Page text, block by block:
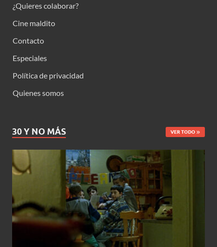
¿Quieres colaborar?
Cine maldito
Contacto
Especiales
Política de privacidad
Quienes somos
30 Y NO MÁS VER TODO